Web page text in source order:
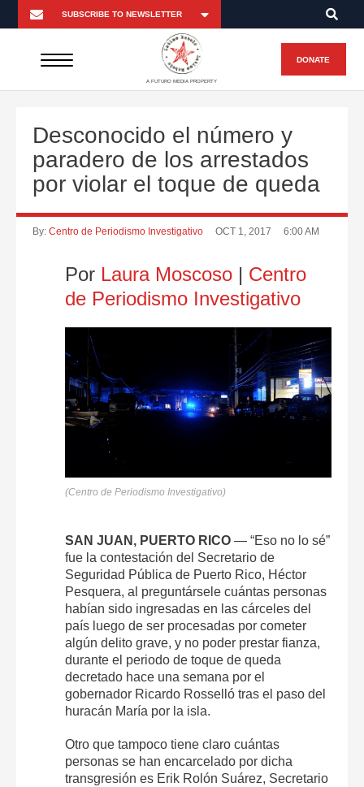
A FUTURO MEDIA PROPERTY
DONATE
Desconocido el número y
paradero de los arrestados
por violar el toque de queda
By: Centro de Periodismo Investigativo OCT 1, 2017 6:00 AM
Por Laura Moscoso | Centro
de Periodismo Investigativo
(Centro de Periodismo Investigativo)
SAN JUAN, PUERTO RICO — “Eso no lo sé”
fue la contestación del Secretario de
Seguridad Pública de Puerto Rico, Héctor
Pesquera, al preguntársele cuántas personas
habían sido ingresadas en las cárceles del
país luego de ser procesadas por cometer
algún delito grave, y no poder prestar fianza,
durante el periodo de toque de queda
decretado hace una semana por el
gobernador Ricardo Rosselló tras el paso del
huracán María por la isla.
Otro que tampoco tiene claro cuántas
personas se han encarcelado por dicha
transgresión es Erik Rolón Suárez, Secretario